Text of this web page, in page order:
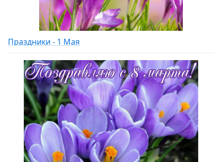
Праздники - 1 Мая